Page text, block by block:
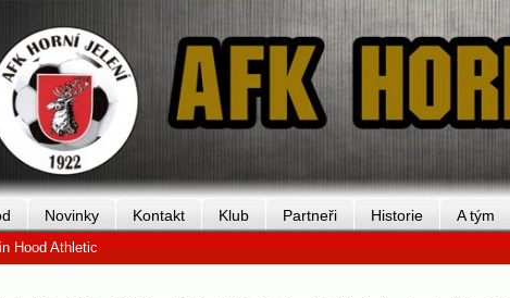
Novinky Kontakt Klub Partneři Historie A tým
Hood Athletic